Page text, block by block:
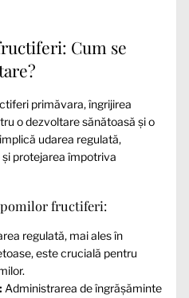
Cum se
primăvara, îngrijirea
o dezvoltare sănătoasă și o
udarea regulată,
protejarea împotriva
fructiferi:
regulată, mai ales în
este crucială pentru
Administrarea de îngrășăminte